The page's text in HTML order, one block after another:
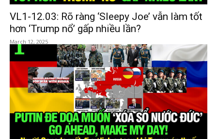
VL1-12.03: Rõ ràng ‘Sleepy Joe’ vẫn làm tốt
hơn ‘Trump nổ’ gấp nhiều lần?
March 12, 2025